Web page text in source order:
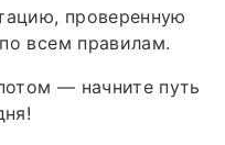
проверенную
всем правилам.
— начните путь